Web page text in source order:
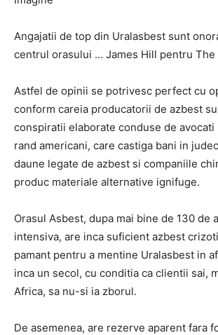
Angajatii de top din Uralasbest sunt
centrul orasului … James Hill pentru The
Astfel de opinii se potrivesc perfect cu
conform careia producatorii de azbest
conspiratii elaborate conduse de avocati
rand americani, care castiga bani in
daune legate de azbest si companiile
produc materiale alternative ignifuge.
Orasul Asbest, dupa mai bine de 130 de
intensiva, are inca suficient azbest
pamant pentru a mentine Uralasbest in
inca un secol, cu conditia ca clientii sai,
Africa, sa nu-si ia zborul.
De asemenea, are rezerve aparent fara